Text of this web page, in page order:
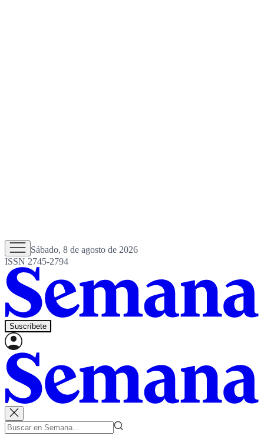
Sábado, 8 de agosto de 2026
ISSN 2745-2794
Suscríbete